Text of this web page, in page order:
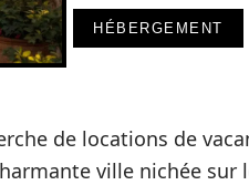
HÉBERGEMENT
de locations de
ville nichée sur